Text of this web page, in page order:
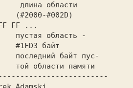
длина области
                     (#2000-#002D)
FF ...
                     #1FD3 байт
байт пус-
                     той области памяти